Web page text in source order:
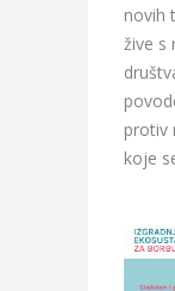
novih
žive s
protiv
koje